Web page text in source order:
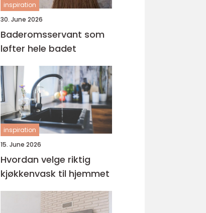
inspiration
30. June 2026
Baderomsservant som
løfter hele badet
inspiration
15. June 2026
Hvordan velge riktig
kjøkkenvask til hjemmet